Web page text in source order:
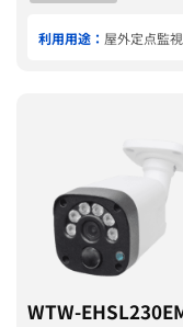
利用用途： 屋外定点監視
WTW-